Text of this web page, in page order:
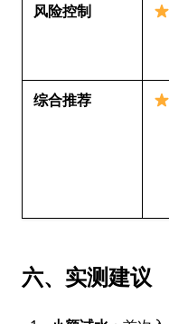
风险控制
综合推荐
六、实测建议